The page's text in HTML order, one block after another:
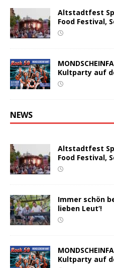
Altstadtfest
Food Festival,
Kultparty auf
NEWS
Altstadtfest
Food Festival,
Immer schön
lieben Leut‘!
Kultparty auf